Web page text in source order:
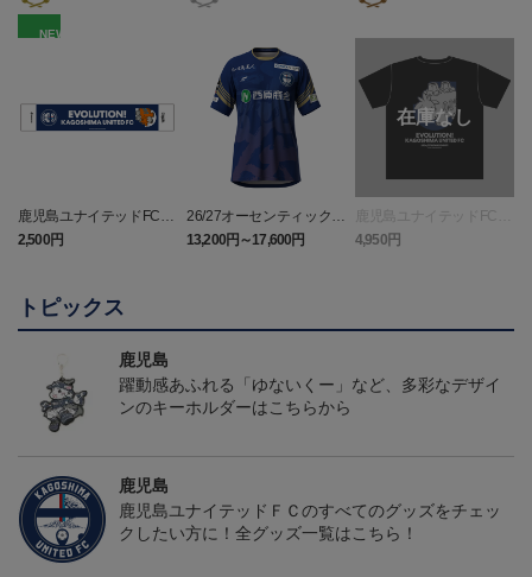
NEW
鹿児島ユナイテッドFC
バクーダ タオルマフラ
ー
2,500円
26/27オーセンティックユ
ニフォーム（FP1st）
13,200円～17,600円
鹿児島ユナイテッドFC
バクーダ Tシャツ BLACK
4,950円
トピックス
鹿児島
躍動感あふれる「ゆないくー」など、多彩なデザイ
ンのキーホルダーはこちらから
鹿児島
鹿児島ユナイテッドＦＣのすべてのグッズをチェッ
クしたい方に！全グッズ一覧はこちら！